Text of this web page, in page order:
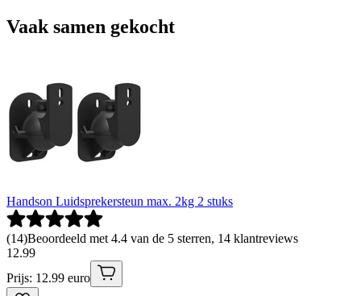
Vaak samen gekocht
Handson Luidsprekersteun max. 2kg 2 stuks
(14)Beoordeeld met 4.4 van de 5 sterren, 14 klantreviews
12.99
Prijs: 12.99 euro